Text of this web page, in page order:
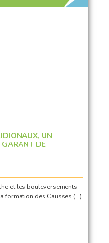
UN
GARANT DE
et les bouleversements
formation des Causses (…)